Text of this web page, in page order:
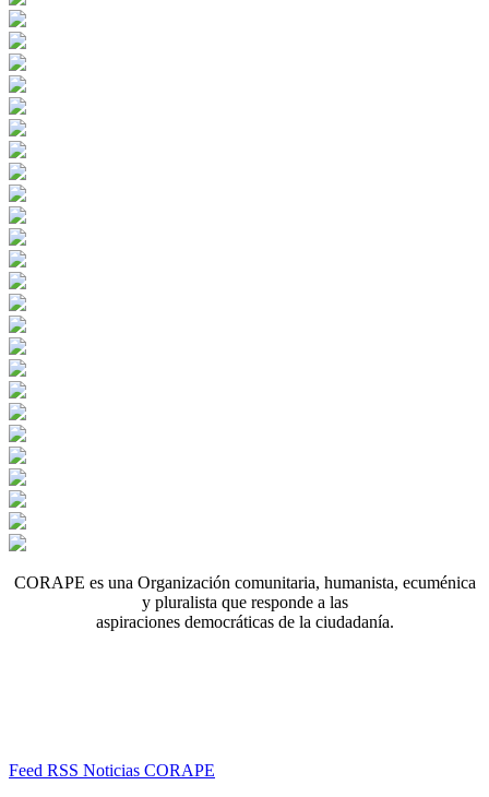
CORAPE es una Organización comunitaria, humanista, ecuménica
y pluralista que responde a las
aspiraciones democráticas de la ciudadanía.
Feed RSS Noticias CORAPE